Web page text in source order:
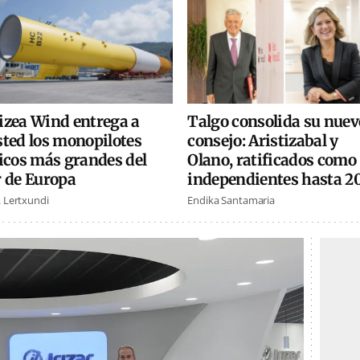
Wind entrega a
los monopilotes
más grandes del
de Europa
Lertxundi
Talgo consolida su
consejo: Aristizabal y
Olano, ratificados como
independientes hasta
Endika Santamaria